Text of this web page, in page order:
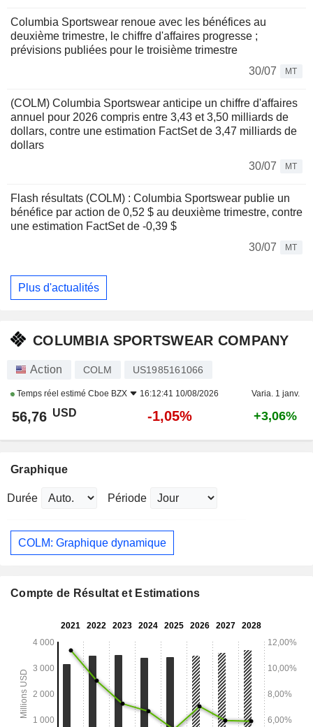
Columbia Sportswear renoue avec les bénéfices au
deuxième trimestre, le chiffre d'affaires progresse ;
prévisions publiées pour le troisième trimestre
30/07
MT
(COLM) Columbia Sportswear anticipe un chiffre d'affaires
annuel pour 2026 compris entre 3,43 et 3,50 milliards de
dollars, contre une estimation FactSet de 3,47 milliards de
dollars
30/07
MT
Flash résultats (COLM) : Columbia Sportswear publie un
bénéfice par action de 0,52 $ au deuxième trimestre, contre
une estimation FactSet de -0,39 $
30/07
MT
Plus d'actualités
COLUMBIA SPORTSWEAR COMPANY
Action COLM US1985161066
Temps réel estimé Cboe BZX 16:12:41 10/08/2026 Varia. 1 janv.
56,76 USD -1,05% +3,06%
Graphique
Durée Période
COLM: Graphique dynamique
Compte de Résultat et Estimations